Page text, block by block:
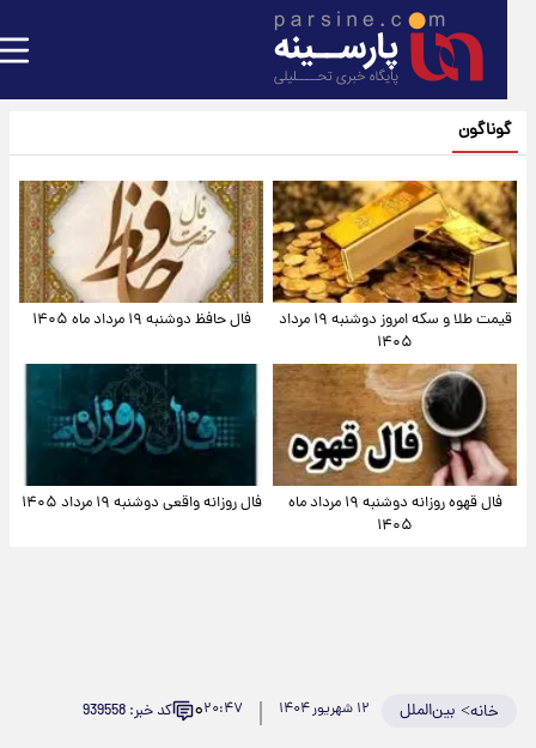
گوناگون
قیمت طلا و سکه امروز دوشنبه ۱۹ مرداد
۱۴۰۵
فال حافظ دوشنبه ۱۹ مرداد ماه ۱۴۰۵
فال قهوه روزانه دوشنبه ۱۹ مرداد ماه
۱۴۰۵
فال روزانه واقعی دوشنبه ۱۹ مرداد ۱۴۰۵
خانه>بین‌الملل ۲۰:۴۷۰ کد خبر: 939558